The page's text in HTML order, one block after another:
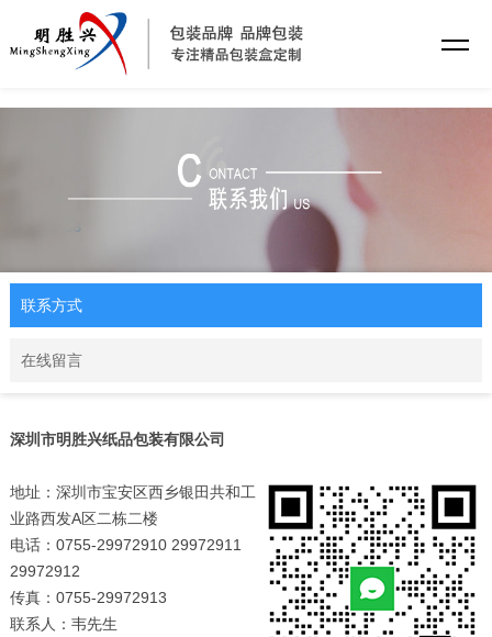
乐动·网站注册
联系方式
在线留言
深圳市明胜兴纸品包装有限公司
地址：深圳市宝安区西乡银田共和工
业路西发A区二栋二楼
电话：0755-29972910 29972911
29972912
传真：0755-29972913
联系人：韦先生